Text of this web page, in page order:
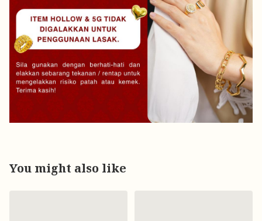
You might also like